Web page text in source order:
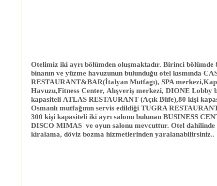
Otelimiz iki ayrı bölümden oluşmaktadır. Birinci bölümde
binanın ve yüzme havuzunun bulunduğu otel kısmında
RESTAURANT&BAR(İtalyan Mutfagı), SPA
Havuzu,Fitness Center, Alışveriş merkezi, DIONE Lobby
kapasiteli ATLAS RESTAURANT (Açık Büfe),80 kişi
Osmanlı mutfağının servis edildiği TUGRA
300 kişi kapasiteli iki ayrı salonu bulunan BUSINESS
DISCO MIMAS ve oyun salonu mevcuttur. Otel dahilinde
kiralama, döviz bozma hizmetlerinden yaralanabilirsiniz..